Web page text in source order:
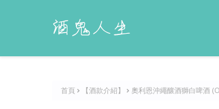
首頁 【酒款介紹】 奧利恩沖繩釀酒獅白啤酒